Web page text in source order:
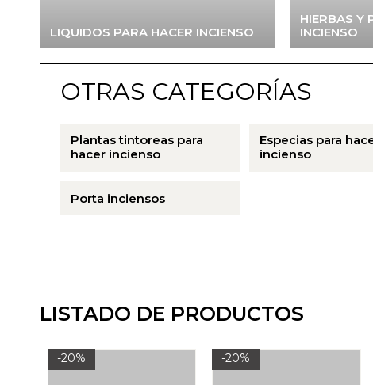
LIQUIDOS PARA HACER INCIENSO
HIERBAS Y
INCIENSO
OTRAS CATEGORÍAS
Plantas tintoreas para
hacer incienso
Especias para
incienso
Porta inciensos
LISTADO DE PRODUCTOS
-20% -20%